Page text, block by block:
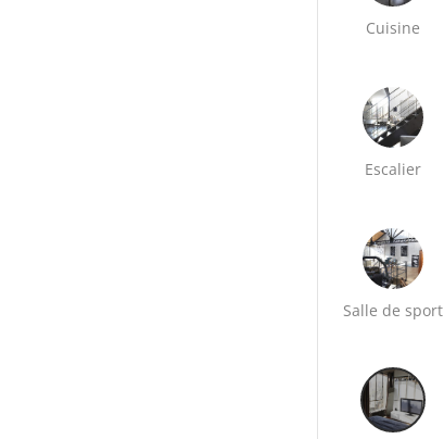
Cuisine
Escalier
Salle de sport